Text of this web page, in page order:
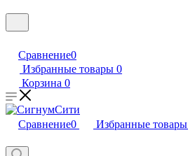
Сравнение0
Избранные товары 0
Корзина 0
Сравнение0 Избранные товары